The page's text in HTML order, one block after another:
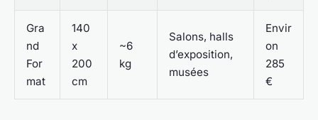
Gra
nd
For
mat
140
x
200
cm
~6
kg
Salons, halls
d’exposition,
musées
Envir
on
285
€